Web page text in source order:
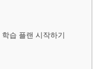
습 플랜 시작하기